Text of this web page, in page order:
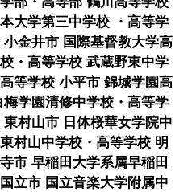
大学第三中学校 ・高等学
金井市 国際基督教大学高
・高等学校 武蔵野東中学
等学校 小平市 錦城学園高
学園清修中学校・高等学
村山市 日体桜華女学院中
村山中学校・高等学校 明
市 早稲田大学系属早稲田
立市 国立音楽大学附属中